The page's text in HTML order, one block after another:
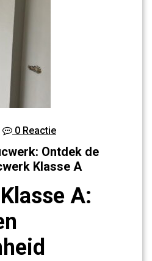
0 Reactie
Ontdek de
Klasse A
A: